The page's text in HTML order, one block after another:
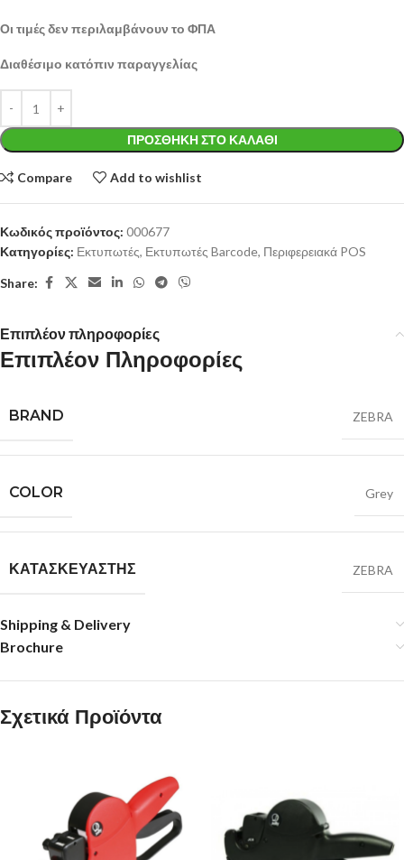
Οι τιμές δεν περιλαμβάνουν το ΦΠΑ
Διαθέσιμο κατόπιν παραγγελίας
ΠΡΟΣΘΉΚΗ ΣΤΟ ΚΑΛΆΘΙ
Compare Add to wishlist
Κωδικός προϊόντος: 000677
Κατηγορίες: Εκτυπωτές, Εκτυπωτές Barcode, Περιφερειακά POS
Share:
Επιπλέον πληροφορίες
Επιπλέον Πληροφορίες
BRAND ZEBRA
COLOR Grey
ΚΑΤΑΣΚΕΥΑΣΤΉΣ ZEBRA
Shipping & Delivery
Brochure
Σχετικά Προϊόντα